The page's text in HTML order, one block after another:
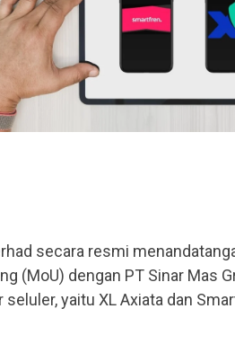
secara resmi
(MoU) dengan PT Sinar Mas
yaitu XL Axiata dan